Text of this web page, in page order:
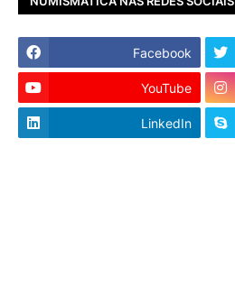
Facebook
YouTube
LinkedIn